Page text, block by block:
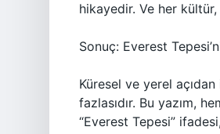
hikayedir. Ve her
Sonuç: Everest
Küresel ve yerel
fazlasıdır. Bu yazım,
“Everest Tepesi”